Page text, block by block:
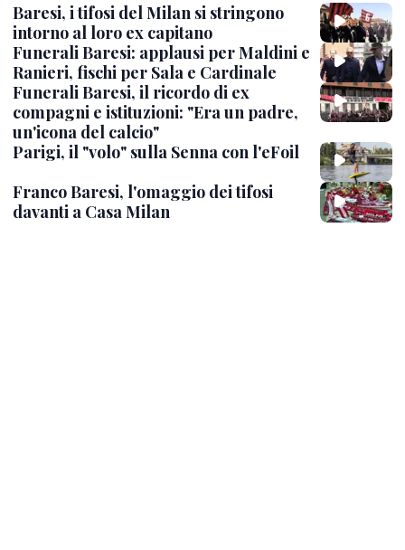
Baresi, i tifosi del Milan si stringono
intorno al loro ex capitano
Funerali Baresi: applausi per Maldini e
Ranieri, fischi per Sala e Cardinale
Funerali Baresi, il ricordo di ex
compagni e istituzioni: "Era un padre,
un'icona del calcio"
Parigi, il "volo" sulla Senna con l'eFoil
Franco Baresi, l'omaggio dei tifosi
davanti a Casa Milan